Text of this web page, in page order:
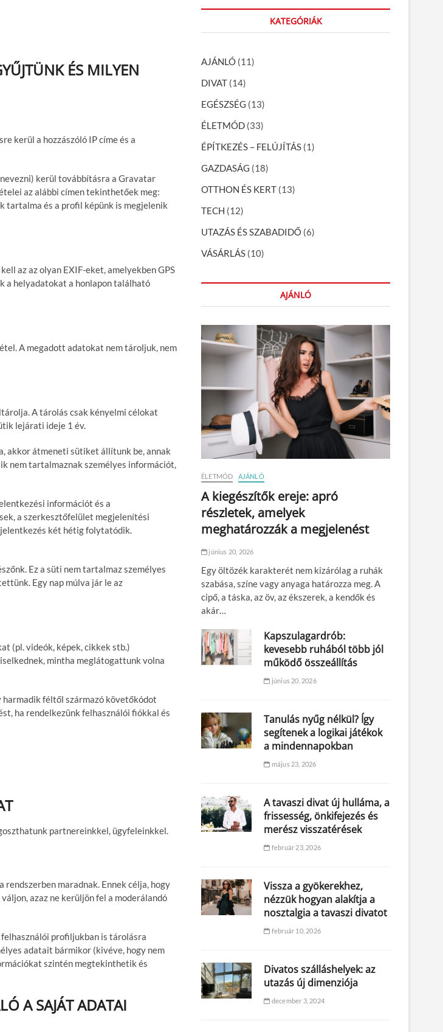
ÉS MILYEN
kerül a hozzászóló IP címe és a
kerül továbbításra a Gravatar
az alábbi címen tekinthetőek meg:
tartalma és a profil képünk is megjelenik
az az olyan EXIF-eket, amelyekben GPS
a helyadatokat a honlapon található
A megadott adatokat nem tároljuk, nem
A tárolás csak kényelmi célokat
lejárati ideje 1 év.
akkor átmeneti sütiket állítunk be, annak
nem tartalmaznak személyes információt,
információt és a
a szerkesztőfelület megjelenítési
két hétig folytatódik.
Ez a süti nem tartalmaz személyes
Egy nap múlva jár le az
(pl. videók, képek, cikkek stb.)
mintha meglátogattunk volna
féltől származó követőkódot
ha rendelkezünk felhasználói fiókkal és
partnereinkkel, ügyfeleinkkel.
rendszerben maradnak. Ennek célja, hogy
azaz ne kerüljön fel a moderálandó
profiljukban is tárolásra
adatait bármikor (kivéve, hogy nem
szintén megtekinthetik és
A SAJÁT ADATAI
r
KATEGÓRIÁK
AJÁNLÓ (11)
DIVAT (14)
EGÉSZSÉG (13)
ÉLETMÓD (33)
ÉPÍTKEZÉS – FELÚJÍTÁS (1)
GAZDASÁG (18)
OTTHON ÉS KERT (13)
TECH (12)
UTAZÁS ÉS SZABADIDŐ (6)
VÁSÁRLÁS (10)
AJÁNLÓ
ÉLETMÓD AJÁNLÓ
A kiegészítők ereje: apró
részletek, amelyek
meghatározzák a megjelenést
június 20, 2026
Egy öltözék karakterét nem kizárólag a ruhák
szabása, színe vagy anyaga határozza meg. A
cipő, a táska, az öv, az ékszerek, a kendők és
akár…
Kapszulagardrób:
kevesebb ruhából több jól
működő összeállítás
június 20, 2026
Tanulás nyűg nélkül? Így
segítenek a logikai játékok
a mindennapokban
május 23, 2026
A tavaszi divat új hulláma, a
frissesség, önkifejezés és
merész visszatérések
február 23, 2026
Vissza a gyökerekhez,
nézzük hogyan alakítja a
nosztalgia a tavaszi divatot
február 10, 2026
Divatos szálláshelyek: az
utazás új dimenziója
december 3, 2024